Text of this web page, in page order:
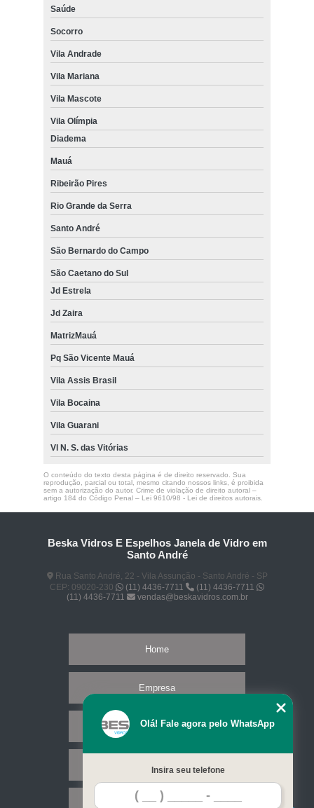
Saúde
Socorro
Vila Andrade
Vila Mariana
Vila Mascote
Vila Olímpia
Diadema
Mauá
Ribeirão Pires
Rio Grande da Serra
Santo André
São Bernardo do Campo
São Caetano do Sul
Jd Estrela
Jd Zaira
MatrizMauá
Pq São Vicente Mauá
Vila Assis Brasil
Vila Bocaina
Vila Guarani
Vl N. S. das Vitórias
O conteúdo do texto desta página é de direito reservado. Sua
reprodução, parcial ou total, mesmo citando nossos links, é proibida
sem a autorização do autor. Crime de violação de direito autoral –
artigo 184 do Código Penal – Lei 9610/98 - Lei de direitos autorais.
Beska Vidros E Espelhos Janela de Vidro em
Santo André
Rua Santo André, 22 - Vila Assunção - Santo André - SP
CEP: 09020-230
(11) 4436-7711
(11) 4436-7711
(11) 4436-7711
vendas@beskavidros.com.br
Home
Empresa
Missão
Serviços
Contato
Olá! Fale agora pelo WhatsApp
Insira seu telefone